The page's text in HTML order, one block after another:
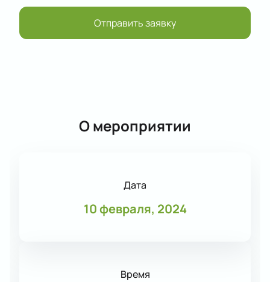
Отправить заявку
О мероприятии
Дата
10 февраля, 2024
Время